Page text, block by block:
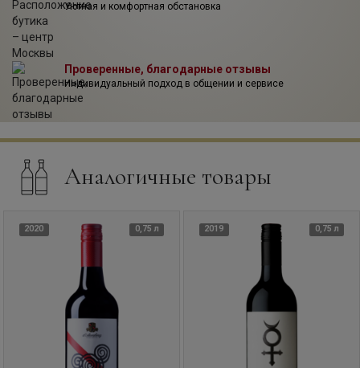
Уютная и комфортная обстановка
Проверенные, благодарные отзывы
Индивидуальный подход в общении и сервисе
Аналогичные товары
2020 0,75 л 2019 0,75 л